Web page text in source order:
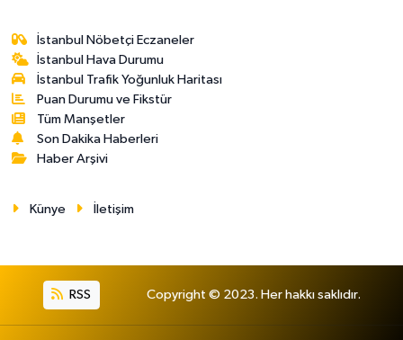
İstanbul Nöbetçi Eczaneler
İstanbul Hava Durumu
İstanbul Trafik Yoğunluk Haritası
Puan Durumu ve Fikstür
Tüm Manşetler
Son Dakika Haberleri
Haber Arşivi
Künye İletişim
RSS Copyright © 2023. Her hakkı saklıdır.